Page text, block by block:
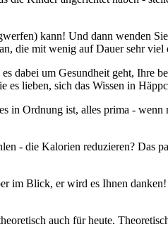
kann! Und dann wenden
die mit wenig auf Dauer sehr viel
dabei um Gesundheit geht, Ihre
lieben, sich das Wissen in
Ordnung ist, alles prima - wenn
- die Kalorien reduzieren? Das
im Blick, er wird es Ihnen
auch für heute.